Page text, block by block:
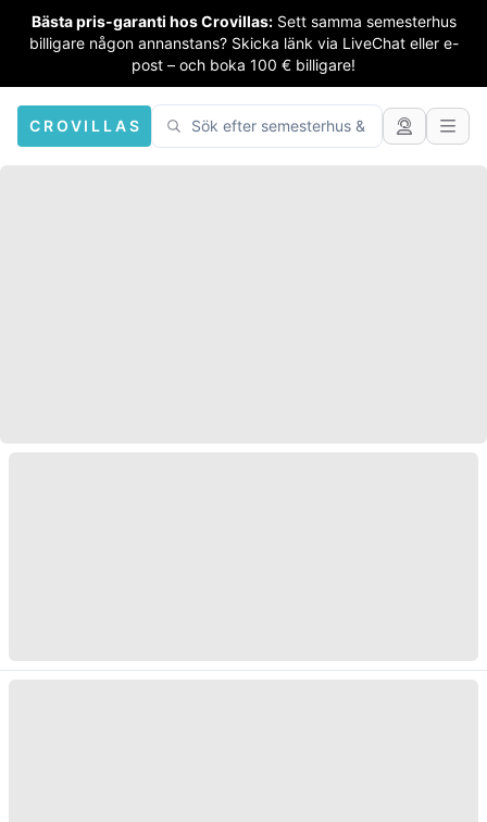
Bästa pris-garanti hos Crovillas: Sett samma semesterhus
billigare någon annanstans? Skicka länk via LiveChat eller e-
post – och boka 100 € billigare!
CROVILLAS